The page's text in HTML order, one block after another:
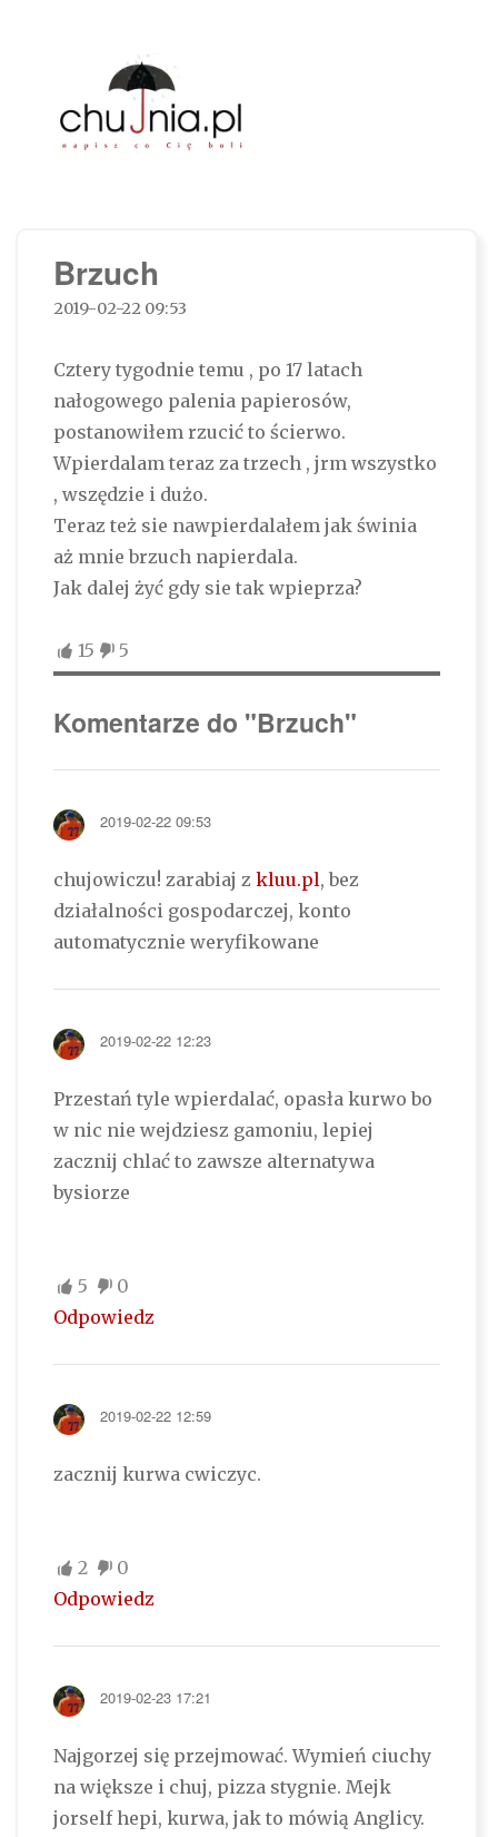
Brzuch
2019-02-22 09:53
Cztery tygodnie temu , po 17 latach
nałogowego palenia papierosów,
postanowiłem rzucić to ścierwo.
Wpierdalam teraz za trzech , jrm wszystko
, wszędzie i dużo.
Teraz też sie nawpierdalałem jak świnia
aż mnie brzuch napierdala.
Jak dalej żyć gdy sie tak wpieprza?
15 5
Komentarze do "Brzuch"
2019-02-22 09:53
chujowiczu! zarabiaj z kluu.pl, bez
działalności gospodarczej, konto
automatycznie weryfikowane
2019-02-22 12:23
Przestań tyle wpierdalać, opasła kurwo bo
w nic nie wejdziesz gamoniu, lepiej
zacznij chlać to zawsze alternatywa
bysiorze
5
0
Odpowiedz
2019-02-22 12:59
zacznij kurwa cwiczyc.
2
0
Odpowiedz
2019-02-23 17:21
Najgorzej się przejmować. Wymień ciuchy
na większe i chuj, pizza stygnie. Mejk
jorself hepi, kurwa, jak to mówią Anglicy.